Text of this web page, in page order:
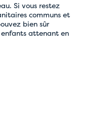
Si vous restez
communs et
bien sûr
enfants attenant en